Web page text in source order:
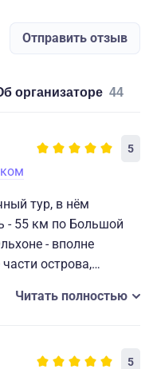
Отправить отзыв
об организаторе 44
5
тур, в нём
- 55 км по Большой
- вполне
острова,
Поездки были
Читать полностью
5